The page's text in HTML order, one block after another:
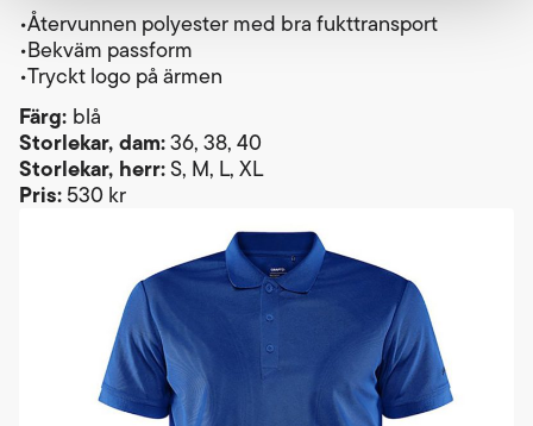
•Återvunnen polyester med bra fukttransport
•Bekväm passform
•Tryckt logo på ärmen
Färg: blå
Storlekar, dam:36, 38, 40
Storlekar, herr:S, M, L, XL
Pris:530 kr